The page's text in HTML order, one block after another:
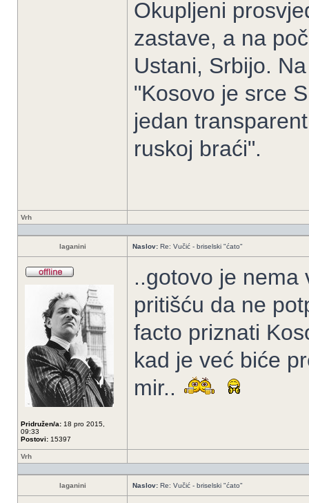
Okupljeni
zastave, a na
Ustani, Srbijo.
"Kosovo je srce
jedan
ruskoj braći".
Vrh
laganini Naslov: Re: Vučić - briselski "ćato"
Pridružen/a: 18 pro 2015,
09:33
Postovi: 15397
..gotovo je nema
pritišću da ne
facto priznati
kad je već biće
mir..
Vrh
laganini Naslov: Re: Vučić - briselski "ćato"